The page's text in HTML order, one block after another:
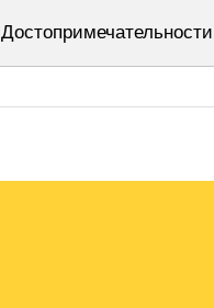
Достопримечательности